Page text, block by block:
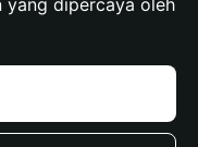
dipercaya oleh